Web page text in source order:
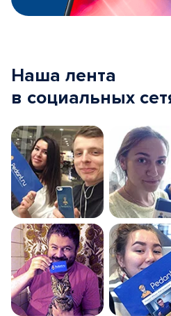
Наша лента
в социальных